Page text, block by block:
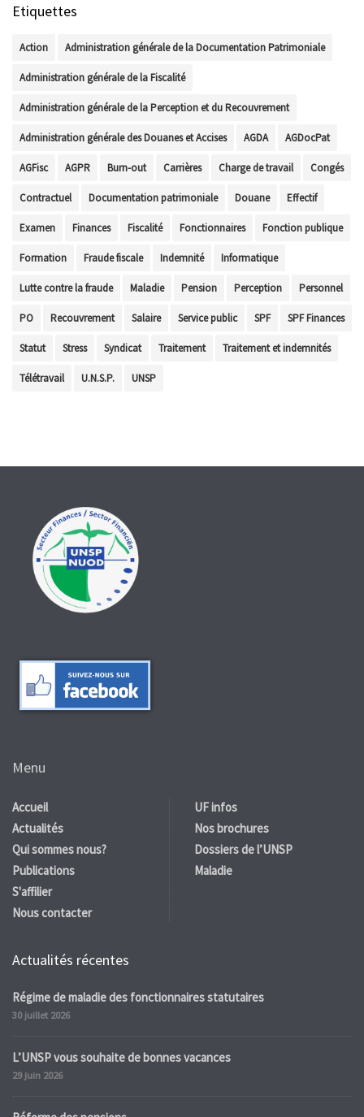
Etiquettes
Action Administration générale de la Documentation Patrimoniale
Administration générale de la Fiscalité
Administration générale de la Perception et du Recouvrement
Administration générale des Douanes et Accises AGDA AGDocPat
AGFisc AGPR Burn-out Carrières Charge de travail Congés
Contractuel Documentation patrimoniale Douane Effectif
Examen Finances Fiscalité Fonctionnaires Fonction publique
Formation Fraude fiscale Indemnité Informatique
Lutte contre la fraude Maladie Pension Perception Personnel
PO Recouvrement Salaire Service public SPF SPF Finances
Statut Stress Syndicat Traitement Traitement et indemnités
Télétravail U.N.S.P. UNSP
Menu
Accueil
Actualités
Qui sommes nous?
Publications
S'affilier
Nous contacter
UF infos
Nos brochures
Dossiers de l’UNSP
Maladie
Actualités récentes
Régime de maladie des fonctionnaires statutaires
30 juillet 2026
L’UNSP vous souhaite de bonnes vacances
29 juin 2026